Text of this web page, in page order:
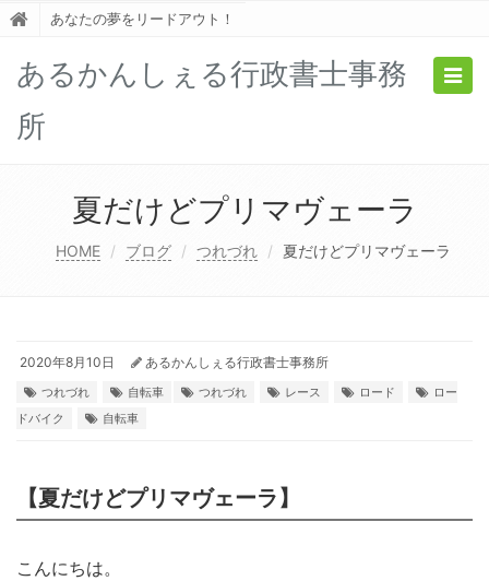
あなたの夢をリードアウト！
あるかんしぇる行政書士事務
所
夏だけどプリマヴェーラ
HOME ブログ つれづれ 夏だけどプリマヴェーラ
2020年8月10日 あるかんしぇる行政書士事務所
つれづれ 自転車 つれづれ レース ロード
ロー
ドバイク
自転車
【夏だけどプリマヴェーラ】
こんにちは。